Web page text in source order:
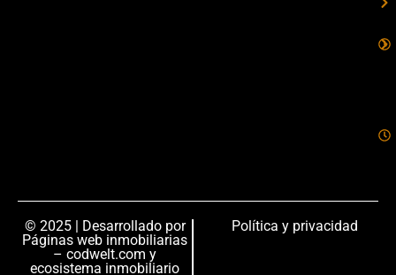
© 2025 | Desarrollado por
Páginas web inmobiliarias
– codwelt.com y
ecosistema inmobiliario
Política y privacidad